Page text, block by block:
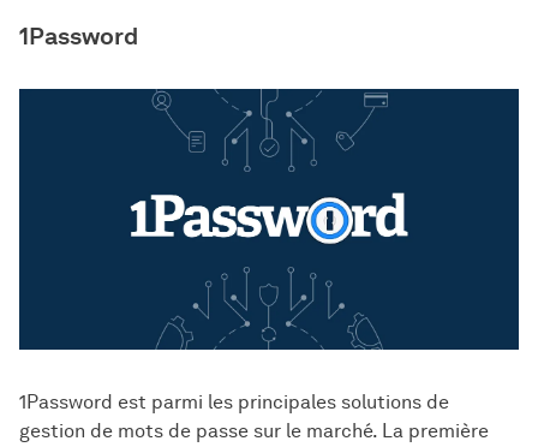
1Password
1Password est parmi les principales solutions de
gestion de mots de passe sur le marché. La première